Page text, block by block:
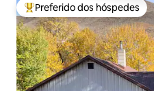
Entre os melhores
Preferido dos hóspedes